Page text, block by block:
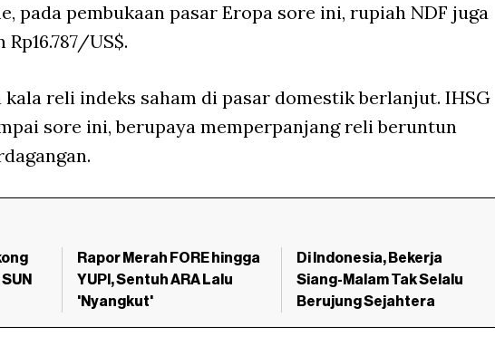
pada pembukaan pasar Eropa sore ini, rupiah NDF juga
US$.
kala reli indeks saham di pasar domestik berlanjut. IHSG
sore ini, berupaya memperpanjang reli beruntun
Rapor Merah FORE hingga
YUPI, Sentuh ARA Lalu
'Nyangkut'
Di Indonesia, Bekerja
Siang-Malam Tak Selalu
Berujung Sejahtera